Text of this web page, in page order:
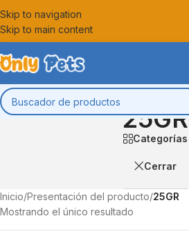
Skip to navigation
Skip to main content
25GR
Categorías
Cerrar
Inicio/Presentación del producto/25GR
Mostrando el único resultado